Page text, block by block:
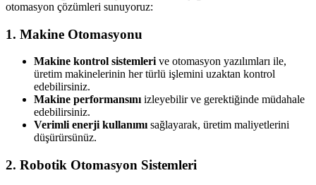
otomasyon çözümleri sunuyoruz:
1. Makine Otomasyonu
Makine kontrol sistemleri ve otomasyon yazılımları ile,
üretim makinelerinin her türlü işlemini uzaktan kontrol
edebilirsiniz.
Makine performansını izleyebilir ve gerektiğinde müdahale
edebilirsiniz.
Verimli enerji kullanımı sağlayarak, üretim maliyetlerini
düşürürsünüz.
2. Robotik Otomasyon Sistemleri